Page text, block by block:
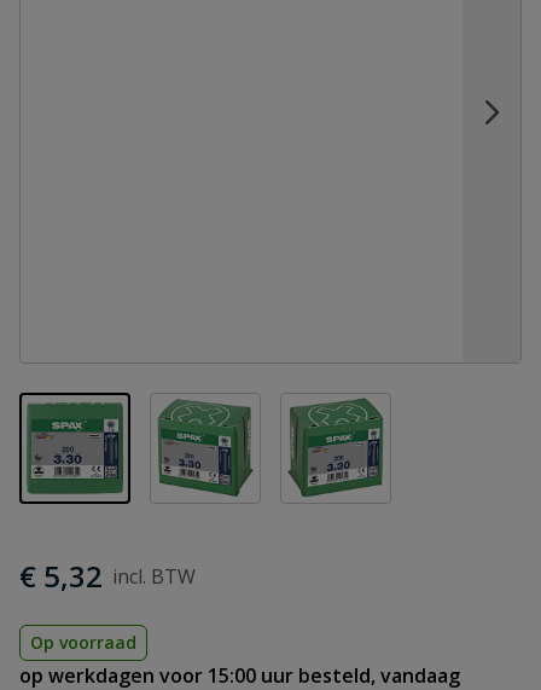
View larger imageView larger imageView larger image
€ 5,32
Op voorraad
op werkdagen voor 15:00 uur besteld, vandaag